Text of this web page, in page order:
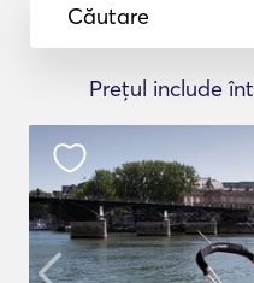
Căutare
Prețul include